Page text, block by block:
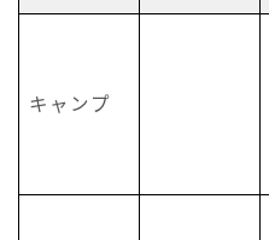
キャンプ